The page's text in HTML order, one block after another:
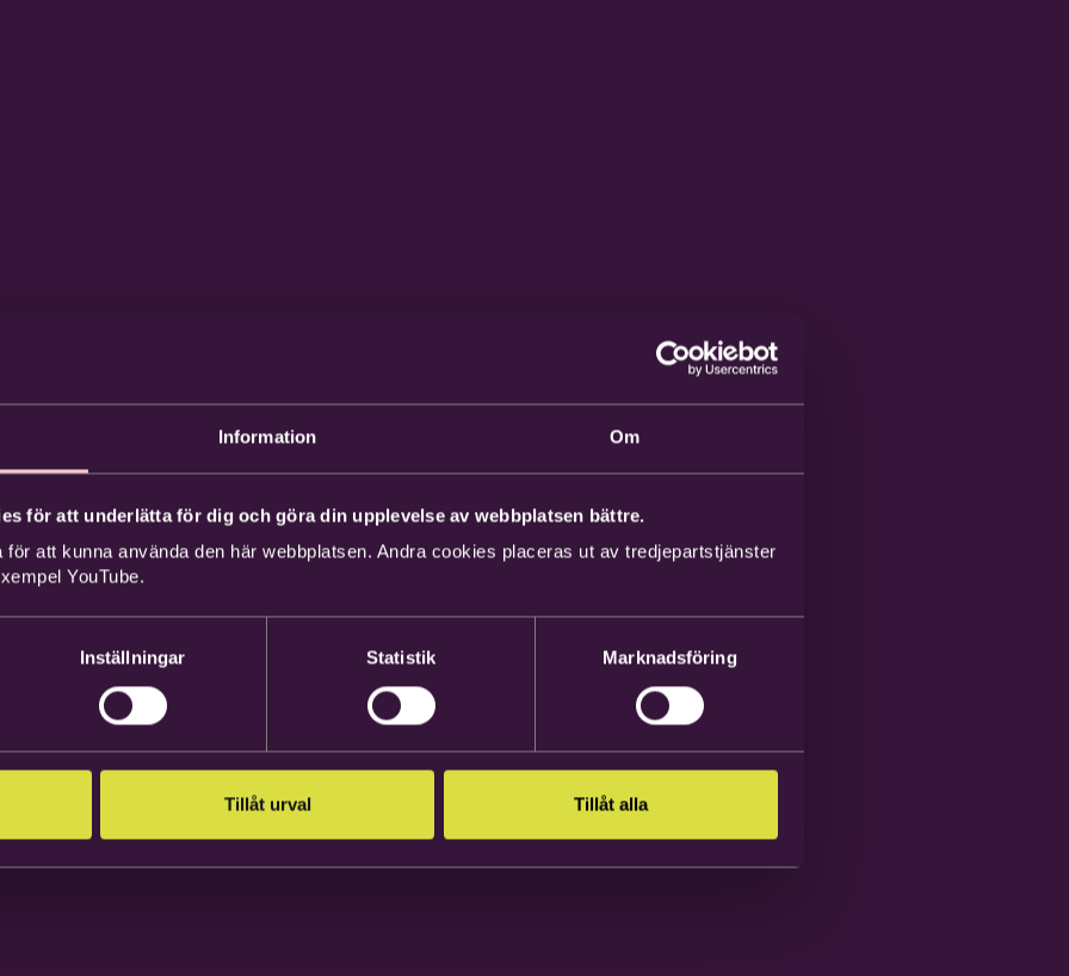
Information Om
för att underlätta för dig och göra din upplevelse av webbplatsen bättre.
för att kunna använda den här webbplatsen. Andra cookies placeras ut av tredjepartstjänster
YouTube.
Inställningar Statistik Marknadsföring
Tillåt urval Tillåt alla